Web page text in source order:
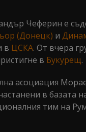
Чеферин е
(Донецк) и
в ЦСКА. От вчера
в Букурещ.
асоциация
в
тим на